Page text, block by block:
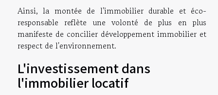
Ainsi, la montée de l'immobilier durable et éco-
responsable reflète une volonté de plus en plus
manifeste de concilier développement immobilier et
respect de l'environnement.
L'investissement dans
l'immobilier locatif